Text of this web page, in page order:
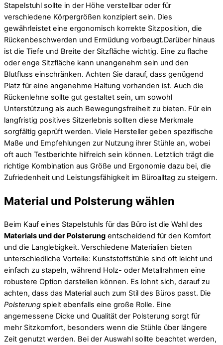
Stapelstuhl sollte in der Höhe verstellbar oder für
verschiedene Körpergrößen konzipiert sein. Dies
gewährleistet eine ergonomisch korrekte Sitzposition, die
Rückenbeschwerden und Ermüdung vorbeugt.Darüber hinaus
ist die Tiefe und Breite der Sitzfläche wichtig. Eine zu flache
oder enge Sitzfläche kann unangenehm sein und den
Blutfluss einschränken. Achten Sie darauf, dass genügend
Platz für eine angenehme Haltung vorhanden ist. Auch die
Rückenlehne sollte gut gestaltet sein, um sowohl
Unterstützung als auch Bewegungsfreiheit zu bieten. Für ein
langfristig positives Sitzerlebnis sollten diese Merkmale
sorgfältig geprüft werden. Viele Hersteller geben spezifische
Maße und Empfehlungen zur Nutzung ihrer Stühle an, wobei
oft auch Testberichte hilfreich sein können. Letztlich trägt die
richtige Kombination aus Größe und Ergonomie dazu bei, die
Zufriedenheit und Leistungsfähigkeit im Büroalltag zu steigern.
Material und Polsterung wählen
Beim Kauf eines Stapelstuhls für das Büro ist die Wahl des
Materials und der Polsterung entscheidend für den Komfort
und die Langlebigkeit. Verschiedene Materialien bieten
unterschiedliche Vorteile: Kunststoffstühle sind oft leicht und
einfach zu stapeln, während Holz- oder Metallrahmen eine
robustere Option darstellen können. Es lohnt sich, darauf zu
achten, dass das Material auch zum Stil des Büros passt. Die
Polsterung spielt ebenfalls eine große Rolle. Eine
angemessene Dicke und Qualität der Polsterung sorgt für
mehr Sitzkomfort, besonders wenn die Stühle über längere
Zeit genutzt werden. Bei der Auswahl sollte beachtet werden,